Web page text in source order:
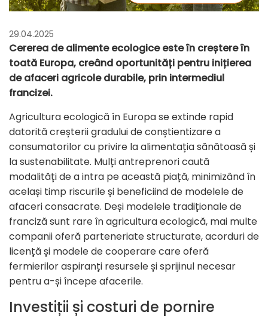
29.04.2025
Cererea de alimente ecologice este în creștere în
toată Europa, creând oportunități pentru inițierea
de afaceri agricole durabile, prin intermediul
francizei.
Agricultura ecologică în Europa se extinde rapid
datorită creșterii gradului de conștientizare a
consumatorilor cu privire la alimentația sănătoasă și
la sustenabilitate. Mulți antreprenori caută
modalități de a intra pe această piață, minimizând în
același timp riscurile și beneficiind de modelele de
afaceri consacrate. Deși modelele tradiționale de
franciză sunt rare în agricultura ecologică, mai multe
companii oferă parteneriate structurate, acorduri de
licență și modele de cooperare care oferă
fermierilor aspiranți resursele și sprijinul necesar
pentru a-și începe afacerile.
Investiții și costuri de pornire